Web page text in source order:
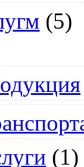
(5)
(1)